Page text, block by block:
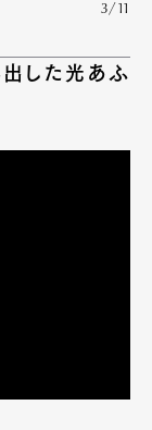
3/11
出した光あふ